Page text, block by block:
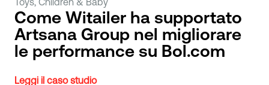
Come Witailer ha supportato
Artsana Group nel migliorare
le performance su Bol.com
Leggi il caso studio